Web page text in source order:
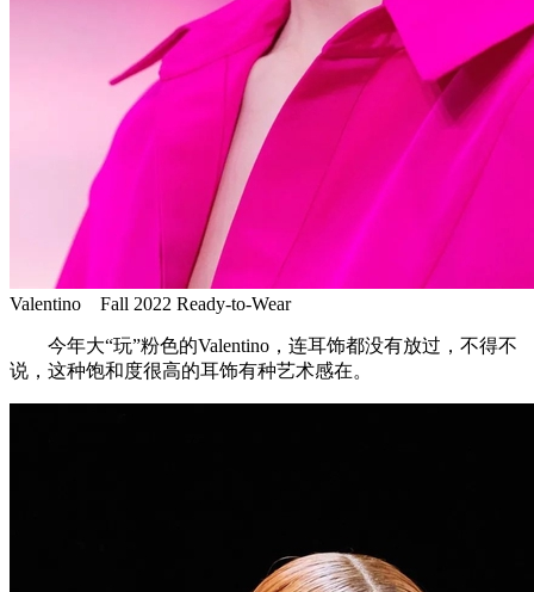
Valentino Fall 2022 Ready-to-Wear
今年大“玩”粉色的Valentino，连耳饰都没有放过，不得不
说，这种饱和度很高的耳饰有种艺术感在。